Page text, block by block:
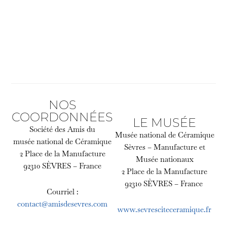
NOS
COORDONNÉES
Société des Amis du
musée national de Céramique
2 Place de la Manufacture
92310 SÈVRES – France
Courriel :
contact@amisdesevres.com
LE MUSÉE
Musée national de Céramique
Sèvres – Manufacture et
Musée nationaux
2 Place de la Manufacture
92310 SÈVRES – France
www.sevresciteceramique.fr